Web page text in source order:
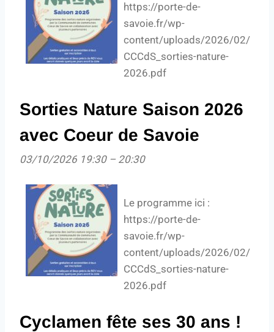
https://porte-de-
savoie.fr/wp-
content/uploads/2026/02/
CCCdS_sorties-nature-
2026.pdf
Sorties Nature Saison 2026
avec Coeur de Savoie
03/10/2026 19:30– 20:30
Le programme ici :
https://porte-de-
savoie.fr/wp-
content/uploads/2026/02/
CCCdS_sorties-nature-
2026.pdf
Cyclamen fête ses 30 ans !